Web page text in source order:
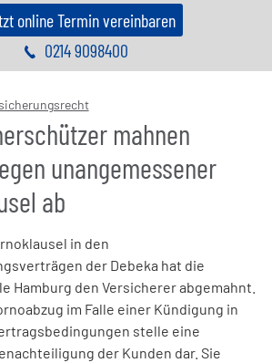
online Termin vereinbaren
0214 9098400
mahnen
unangemessener
ab
in den
der Debeka hat die
Hamburg den Versicherer abgemahnt.
im Falle einer Kündigung in
stelle eine
der Kunden dar. Sie